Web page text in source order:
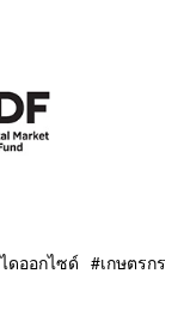
ดออกไซด์ เกษตรกร